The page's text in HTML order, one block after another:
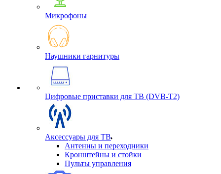
Микрофоны
Наушники гарнитуры
Цифровые приставки для ТВ (DVB-T2)
Аксессуары для ТВ
Антенны и переходники
Кронштейны и стойки
Пульты управления